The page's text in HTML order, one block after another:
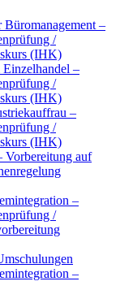
–
/
(IHK)
–
/
(IHK)
–
/
(IHK)
Vorbereitung auf
–
/
–